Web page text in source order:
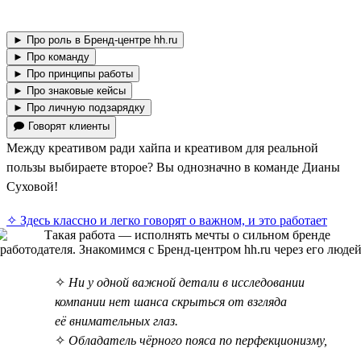
► Про роль в Бренд-центре hh.ru
► Про команду
► Про принципы работы
► Про знаковые кейсы
► Про личную подзарядку
🗩 Говорят клиенты
Между креативом ради хайпа и креативом для реальной
пользы выбираете второе? Вы однозначно в команде Дианы
Суховой!
✧ Здесь классно и легко говорят о важном, и это работает
✧ Ни у одной важной детали в исследовании
компании нет шанса скрыться от взгляда
её внимательных глаз.
✧ Обладатель чёрного пояса по перфекционизму,